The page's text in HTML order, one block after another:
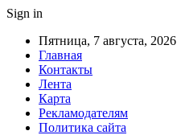
Sign in
Пятница, 7 августа, 2026
Главная
Контакты
Лента
Карта
Рекламодателям
Политика сайта